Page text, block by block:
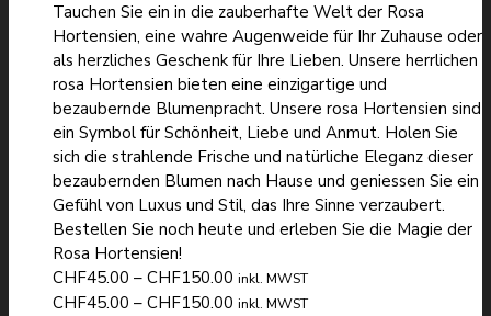
Tauchen Sie ein in die zauberhafte Welt der Rosa
Hortensien, eine wahre Augenweide für Ihr Zuhause oder
als herzliches Geschenk für Ihre Lieben. Unsere herrlichen
rosa Hortensien bieten eine einzigartige und
bezaubernde Blumenpracht. Unsere rosa Hortensien sind
ein Symbol für Schönheit, Liebe und Anmut. Holen Sie
sich die strahlende Frische und natürliche Eleganz dieser
bezaubernden Blumen nach Hause und geniessen Sie ein
Gefühl von Luxus und Stil, das Ihre Sinne verzaubert.
Bestellen Sie noch heute und erleben Sie die Magie der
Rosa Hortensien!
CHF45.00 – CHF150.00 Preisspanne:
CHF45.00
inkl. MWST
CHF45.00 – CHF150.00 Preisspanne:
inkl. MWST